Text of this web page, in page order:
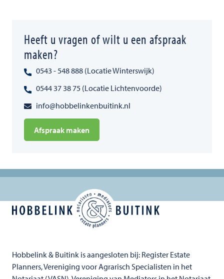
Heeft u vragen of wilt u een afspraak
maken?
0543 - 548 888 (Locatie Winterswijk)
0544 37 38 75 (Locatie Lichtenvoorde)
info@hobbelinkenbuitink.nl
Afspraak maken
Hobbelink & Buitink is aangesloten bij: Register Estate
Planners, Vereniging voor Agrarisch Specialisten in het